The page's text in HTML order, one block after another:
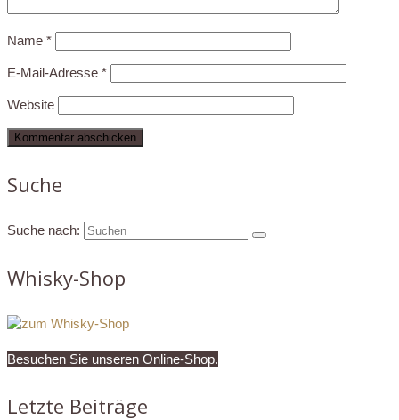
Name *
E-Mail-Adresse *
Website
Suche
Suche nach:
Whisky-Shop
Besuchen Sie unseren Online-Shop.
Letzte Beiträge